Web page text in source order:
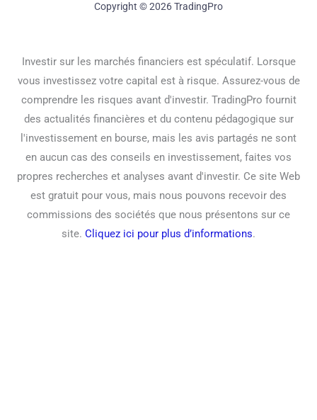
Copyright © 2026 TradingPro
Investir sur les marchés financiers est spéculatif. Lorsque
vous investissez votre capital est à risque. Assurez-vous de
comprendre les risques avant d'investir. TradingPro fournit
des actualités financières et du contenu pédagogique sur
l'investissement en bourse, mais les avis partagés ne sont
en aucun cas des conseils en investissement, faites vos
propres recherches et analyses avant d'investir. Ce site Web
est gratuit pour vous, mais nous pouvons recevoir des
commissions des sociétés que nous présentons sur ce
site. Cliquez ici pour plus d’informations.